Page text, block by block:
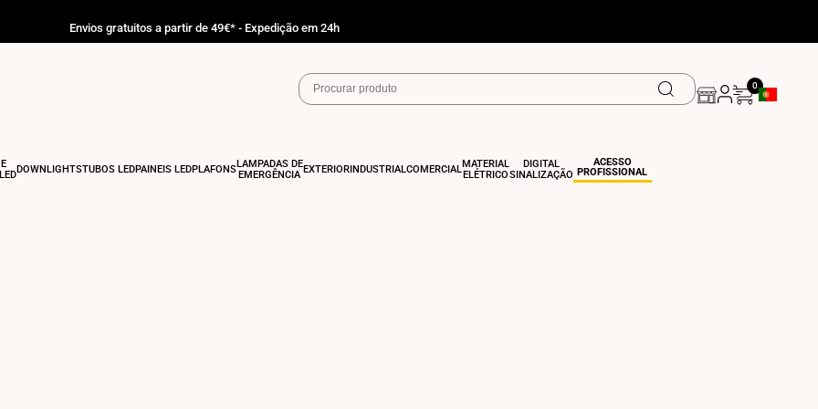
Envios gratuitos a partir de 49€* - Expedição em 24h
0
Botão De
DOWNLIGHTSTUBOS LEDPAINÉIS LEDPLAFONSLÂMPADAS DE
EMERGÊNCIAEXTERIORINDUSTRIAL COMERCIAL MATERIAL
ELÉTRICO
DIGITAL
SINALIZAÇÃO
ACESSO
PROFISSIONAL